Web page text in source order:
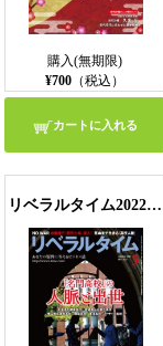
購入(無期限)
¥700 （税込）
カートに入れる
リベラルタイム2022年5月号